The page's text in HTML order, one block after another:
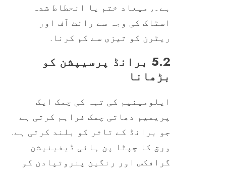
ہے۔, میعاد ختم یا انحطاط شدہ
اسٹاک کی وجہ سے رائٹ آف اور
ریٹرن کو تیزی سے کم کرنا.
5.2 برانڈ پرسیپشن کو
بڑھانا
ایلومینیم کی تہہ کی چمک ایک
پریمیم دھاتی چمک فراہم کرتی ہے
جو برانڈ کے تاثر کو بلند کرتی ہے.
ورق کا چپٹا پن ہائی ڈیفینیشن
گرافکس اور رنگین پنروتپادن کو